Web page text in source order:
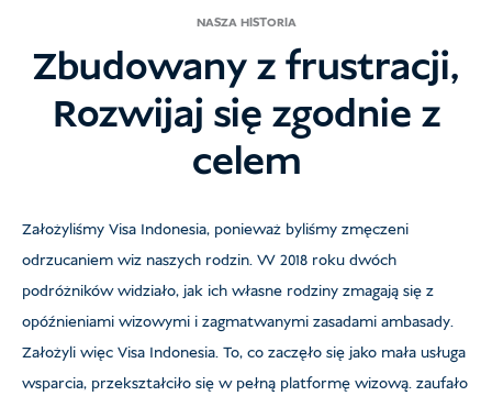
NASZA HISTORIA
Zbudowany z frustracji,
Rozwijaj się zgodnie z
celem
Założyliśmy Visa Indonesia, ponieważ byliśmy zmęczeni
odrzucaniem wiz naszych rodzin. W 2018 roku dwóch
podróżników widziało, jak ich własne rodziny zmagają się z
opóźnieniami wizowymi i zagmatwanymi zasadami ambasady.
Założyli więc Visa Indonesia. To, co zaczęło się jako mała usługa
wsparcia, przekształciło się w pełną platformę wizową. zaufało